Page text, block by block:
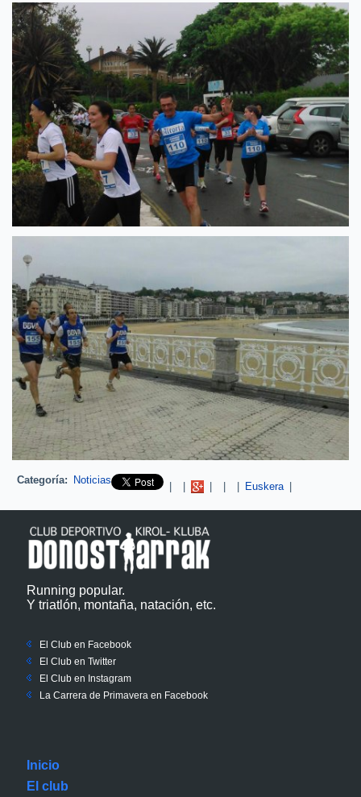
| | |
Pinterest
| | Euskera|
Categoría: Noticias
Running popular.
Y triatlón, montaña, natación, etc.
El Club en Facebook
El Club en Twitter
El Club en Instagram
La Carrera de Primavera en Facebook
Inicio
El club